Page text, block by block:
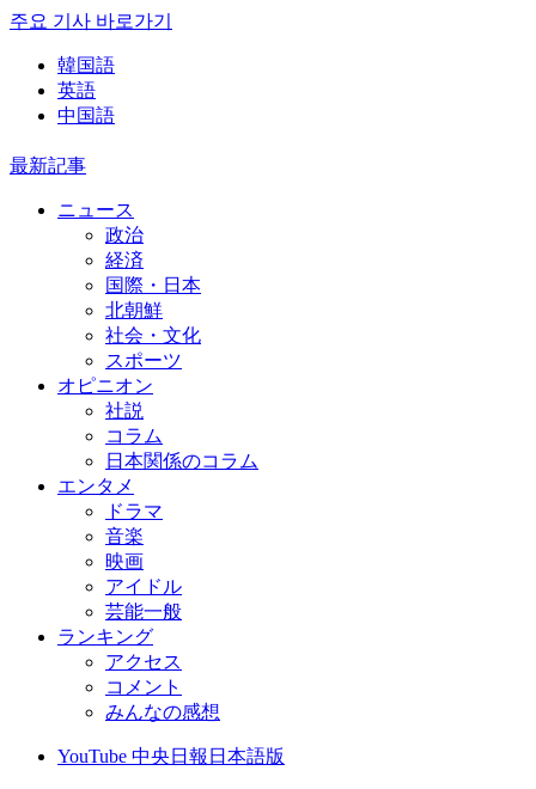
주요 기사 바로가기
韓国語
英語
中国語
最新記事
ニュース
政治
経済
国際・日本
北朝鮮
社会・文化
スポーツ
オピニオン
社説
コラム
日本関係のコラム
エンタメ
ドラマ
音楽
映画
アイドル
芸能一般
ランキング
アクセス
コメント
みんなの感想
YouTube 中央日報日本語版